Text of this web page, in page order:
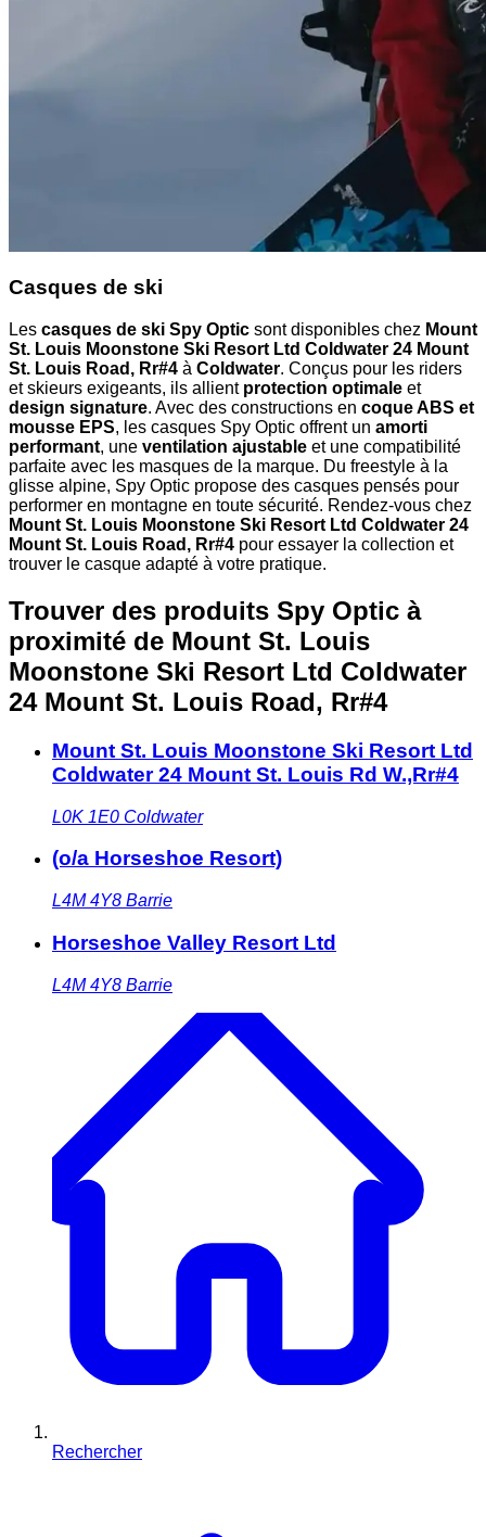
Casques de ski
Les casques de ski Spy Optic sont disponibles chez Mount
St. Louis Moonstone Ski Resort Ltd Coldwater 24 Mount
St. Louis Road, Rr#4 à Coldwater. Conçus pour les riders
et skieurs exigeants, ils allient protection optimale et
design signature. Avec des constructions en coque ABS et
mousse EPS, les casques Spy Optic offrent un amorti
performant, une ventilation ajustable et une compatibilité
parfaite avec les masques de la marque. Du freestyle à la
glisse alpine, Spy Optic propose des casques pensés pour
performer en montagne en toute sécurité. Rendez-vous chez
Mount St. Louis Moonstone Ski Resort Ltd Coldwater 24
Mount St. Louis Road, Rr#4 pour essayer la collection et
trouver le casque adapté à votre pratique.
Trouver des produits Spy Optic à
proximité de Mount St. Louis
Moonstone Ski Resort Ltd Coldwater
24 Mount St. Louis Road, Rr#4
Mount St. Louis Moonstone Ski Resort Ltd
Coldwater 24 Mount St. Louis Rd W.,Rr#4
L0K 1E0 Coldwater
(o/a Horseshoe Resort)
L4M 4Y8 Barrie
Horseshoe Valley Resort Ltd
L4M 4Y8 Barrie
Rechercher